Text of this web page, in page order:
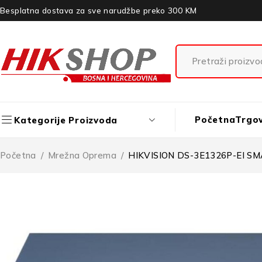
Besplatna dostava za sve narudžbe preko 300 KM
Kategorije Proizvoda Početna
Početna / Mrežna Oprema / HIKVISION DS-3E1326P-EI